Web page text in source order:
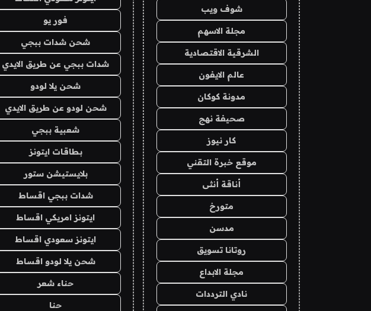
شوف ويب
مجلة الاسهم
الشرقية الاقتصادية
عالم الايفون
مدونة كوكان
صحيفة نهج
كار نيوز
موقع خبرة التقني
أناقة أنثى
متورخ
مدسن
روتانا تسويق
مجلة الابداع
نادي الترددات
فور يو
شحن شدات ببجي
شدات ببجي عن طريق الايدي
شحن يلا لودو
شحن لودو عن طريق الايدي
شعبية ببجي
بطاقات ايتونز
بلايستيشن ستور
شدات ببجي اقساط
ايتونز امريكي اقساط
ايتونز سعودي اقساط
شحن يلا لودو اقساط
حناء شعر
حنا